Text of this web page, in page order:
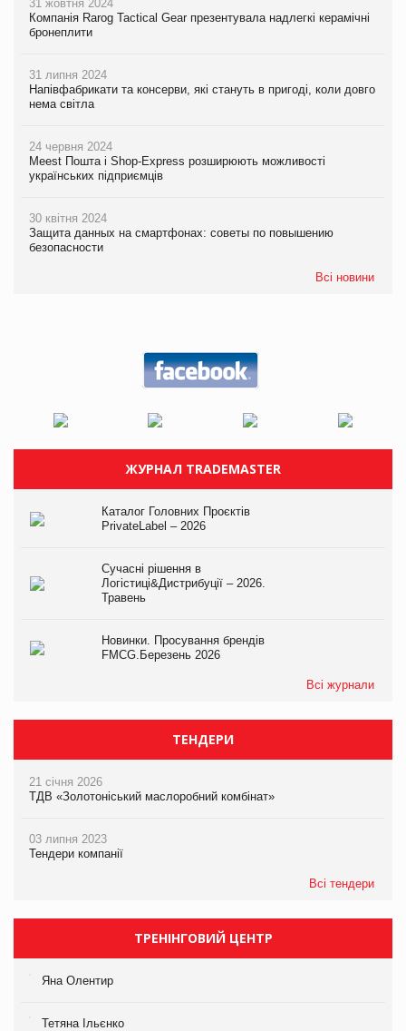
31 жовтня 2024
Компанія Rarog Tactical Gear презентувала надлегкі керамічні
бронеплити
31 липня 2024
Напівфабрикати та консерви, які стануть в пригоді, коли довго
нема світла
24 червня 2024
Meest Пошта і Shop-Express розширюють можливості
українських підприємців
30 квітня 2024
Защита данных на смартфонах: советы по повышению
безопасности
Всі новини
ЖУРНАЛ TRADEMASTER
Каталог Головних Проєктів
PrivateLabel – 2026
Сучасні рішення в
Логістиці&Дистрибуції – 2026.
Травень
Новинки. Просування брендів
FMCG.Березень 2026
Всі журнали
ТЕНДЕРИ
21 січня 2026
ТДВ «Золотоніський маслоробний комбінат»
03 липня 2023
Тендери компанії
Всі тендери
ТРЕНІНГОВИЙ ЦЕНТР
Яна Олентир
Тетяна Ільєнко